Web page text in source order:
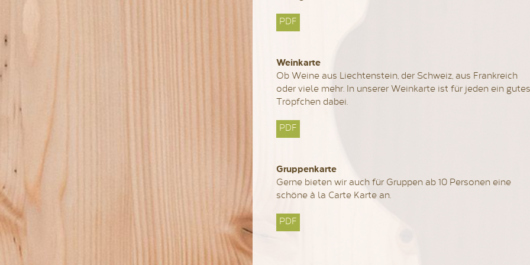
PDF
Weinkarte
Ob Weine aus Liechtenstein, der Schweiz, aus Frankreich
oder viele mehr. In unserer Weinkarte ist für jeden ein gutes
Tröpfchen dabei.
PDF
Gruppenkarte
Gerne bieten wir auch für Gruppen ab 10 Personen eine
schöne à la Carte Karte an.
PDF